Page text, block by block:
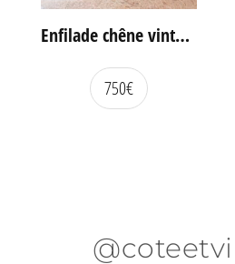
Enfilade chêne vintage portes coulissantes
750€